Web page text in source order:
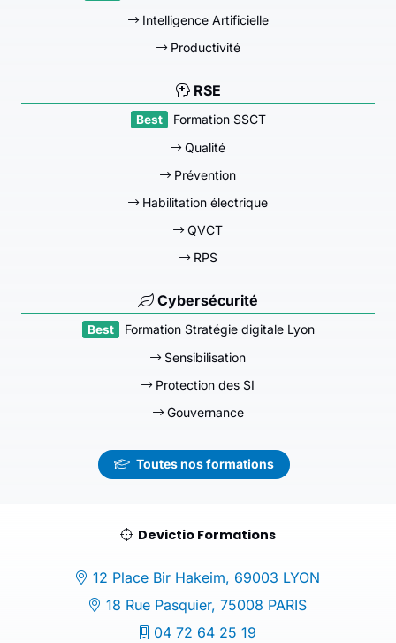
Intelligence Artificielle
Productivité
RSE
Formation SSCT
Qualité
Prévention
Habilitation électrique
QVCT
RPS
Cybersécurité
Formation Stratégie digitale Lyon
Sensibilisation
Protection des SI
Gouvernance
Toutes nos formations
Devictio Formations
12 Place Bir Hakeim, 69003 LYON
18 Rue Pasquier, 75008 PARIS
04 72 64 25 19